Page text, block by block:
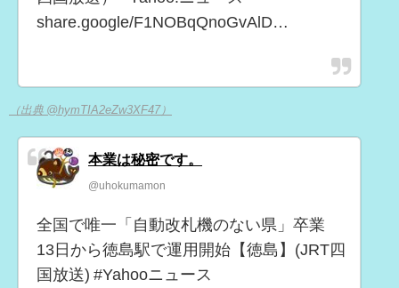
share.google/F1NOBqQnoGvAlD…
（出典 @hymTIA2eZw3XF47）
本業は秘密です。
@uhokumamon
全国で唯一「自動改札機のない県」卒業
13日から徳島駅で運用開始【徳島】(JRT四
国放送) #Yahooニュース